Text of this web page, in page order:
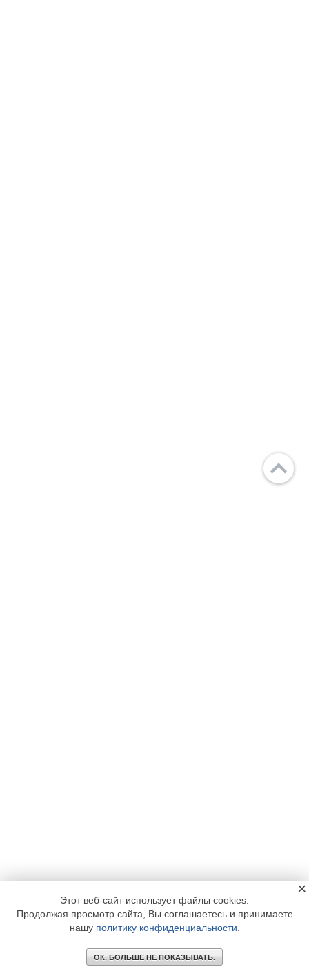
Этот веб-сайт использует файлы cookies.
Продолжая просмотр сайта, Вы соглашаетесь и принимаете
нашу политику конфиденциальности
ОК. БОЛЬШЕ НЕ ПОКАЗЫВАТЬ.
×